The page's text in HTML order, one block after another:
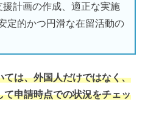
計画の作成、適正な実施
定的かつ円滑な在留活動の
は、外国人だけではなく、
申請時点での状況をチェッ